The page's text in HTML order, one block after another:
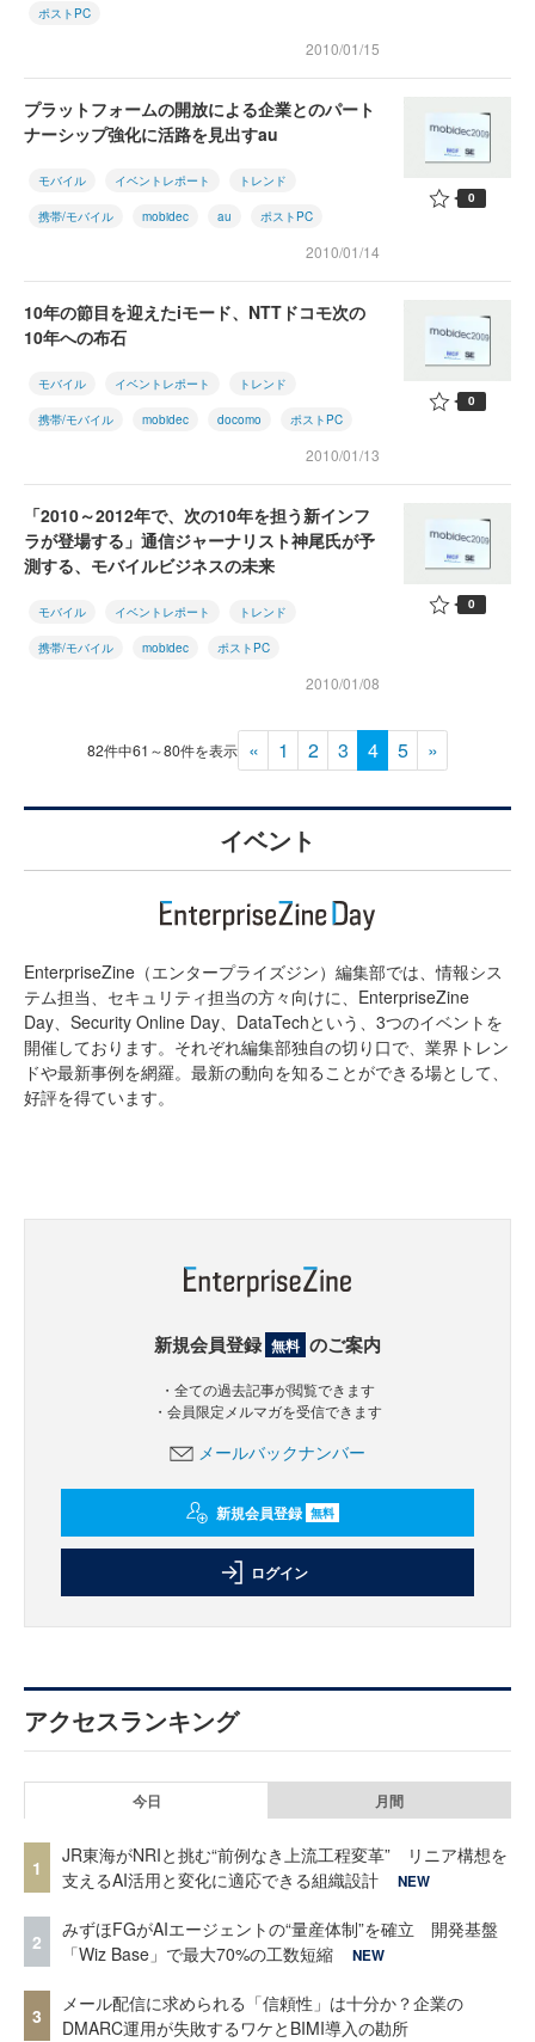
ポストPC
2010/01/15
プラットフォームの開放による企業とのパート
ナーシップ強化に活路を見出すau
モバイル イベントレポート トレンド
携帯/モバイル mobidec au ポストPC
2010/01/14
0
10年の節目を迎えたiモード、NTTドコモ次の
10年への布石
モバイル イベントレポート トレンド
携帯/モバイル mobidec docomo ポストPC
2010/01/13
0
「2010～2012年で、次の10年を担う新インフ
ラが登場する」通信ジャーナリスト神尾氏が予
測する、モバイルビジネスの未来
モバイル イベントレポート トレンド
携帯/モバイル mobidec ポストPC
2010/01/08
0
82件中61～80件を表示 « 1 2 3 4 5 »
イベント
EnterpriseZine（エンタープライズジン）編集部では、情報シス
テム担当、セキュリティ担当の方々向けに、EnterpriseZine
Day、Security Online Day、DataTechという、3つのイベントを
開催しております。それぞれ編集部独自の切り口で、業界トレン
ドや最新事例を網羅。最新の動向を知ることができる場として、
好評を得ています。
新規会員登録 無料 のご案内
・全ての過去記事が閲覧できます
・会員限定メルマガを受信できます
メールバックナンバー
新規会員登録 無料
ログイン
アクセスランキング
今日 月間
1
JR東海がNRIと挑む“前例なき上流工程変革” リニア構想を
支えるAI活用と変化に適応できる組織設計
NEW
2
みずほFGがAIエージェントの“量産体制”を確立 開発基盤
「Wiz Base」で最大70%の工数短縮
NEW
3
メール配信に求められる「信頼性」は十分か？企業の
DMARC運用が失敗するワケとBIMI導入の勘所